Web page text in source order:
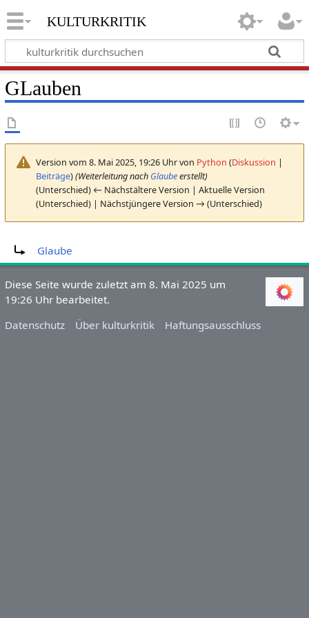
kulturkritik
GLauben
Version vom 8. Mai 2025, 19:26 Uhr von Python (Diskussion |
Beiträge)(Weiterleitung nach Glaubeerstellt)
(Unterschied) ← Nächstältere Version | Aktuelle Version
(Unterschied) | Nächstjüngere Version → (Unterschied)
Glaube
Diese Seite wurde zuletzt am 8. Mai 2025 um
19:26 Uhr bearbeitet.
Datenschutz
Über kulturkritik Haftungsausschluss